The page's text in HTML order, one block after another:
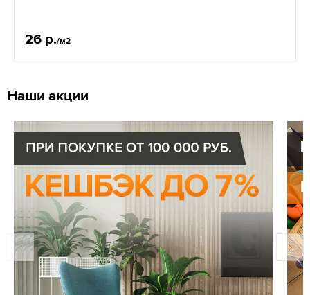
26 р./м2
Наши акции